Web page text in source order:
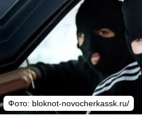
Фото: bloknot-novocherkassk.ru/